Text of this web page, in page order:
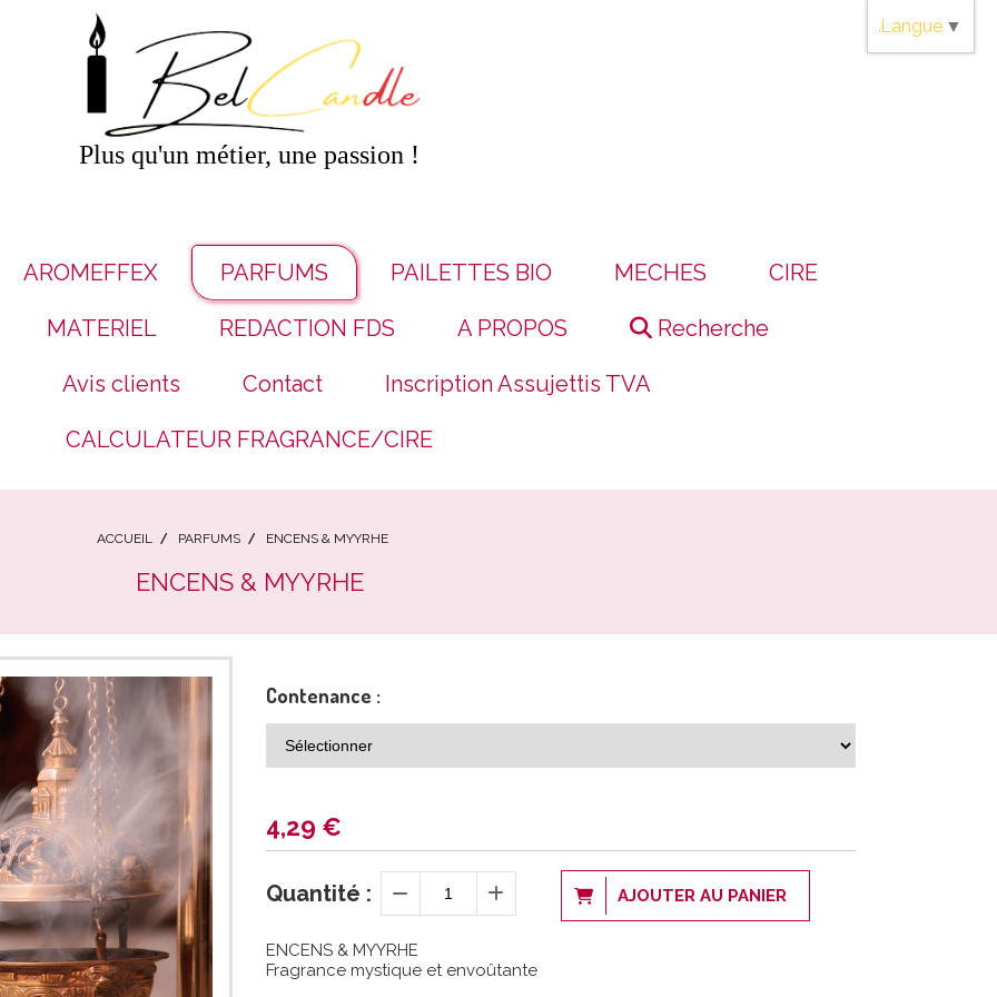
Plus qu'un métier, une passion !
AROMEFFEX PARFUMS PAILETTES BIO MECHES CIRE
MATERIEL REDACTION FDS A PROPOS Recherche
Avis clients Contact Inscription Assujettis TVA
CALCULATEUR FRAGRANCE/CIRE
ACCUEIL PARFUMS ENCENS & MYYRHE
ENCENS & MYYRHE
Contenance :
4,29 €
Quantité : AJOUTER AU PANIER
ENCENS & MYYRHE
Fragrance mystique et envoûtante
Langue ▼